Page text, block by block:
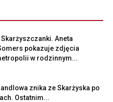
Aneta
pokazuje zdjęcia
w rodzinnym...
znika ze Skarżyska po
Ostatnim...